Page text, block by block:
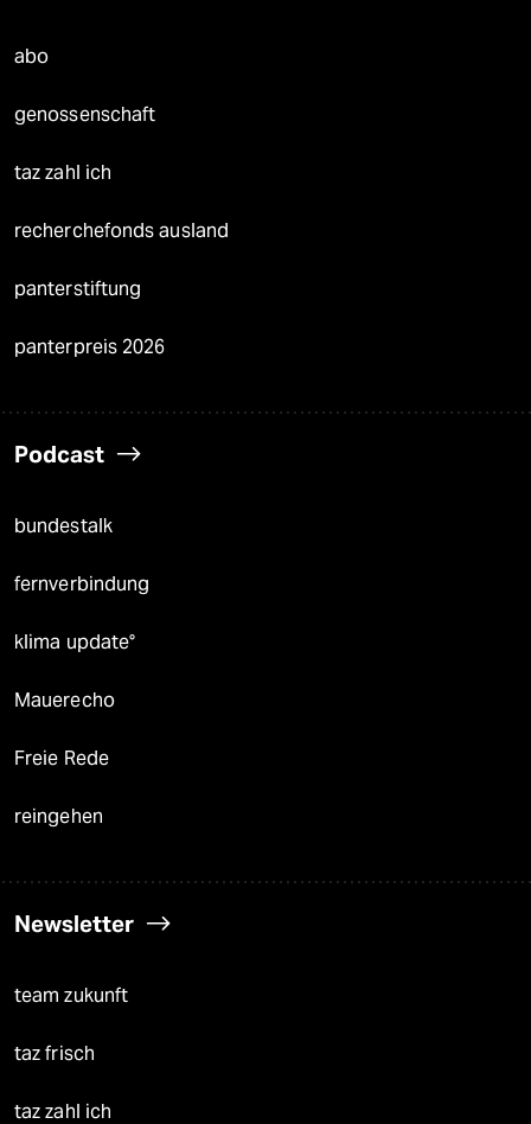
abo
genossenschaft
taz zahl ich
recherchefonds ausland
panterstiftung
panterpreis 2026
Podcast
bundestalk
fernverbindung
klima update°
Mauerecho
Freie Rede
reingehen
Newsletter
team zukunft
taz frisch
taz zahl ich